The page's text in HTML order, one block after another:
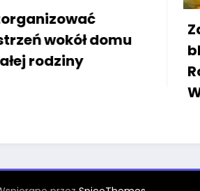
Zadaszenie balkonu w
bloku: Szklanorama –
Rozwiązania dla